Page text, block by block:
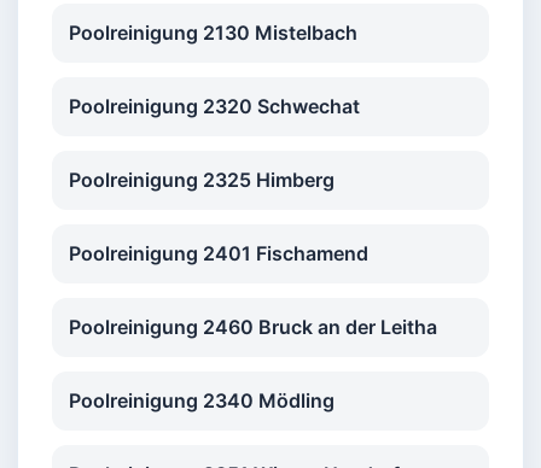
Poolreinigung 2130 Mistelbach
Poolreinigung 2320 Schwechat
Poolreinigung 2325 Himberg
Poolreinigung 2401 Fischamend
Poolreinigung 2460 Bruck an der Leitha
Poolreinigung 2340 Mödling